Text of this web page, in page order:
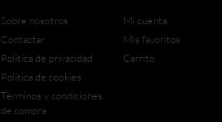
Sobre nosotros
Contactar
Política de privacidad
Política de cookies
Términos y condiciones
de compra
Mi cuenta
Mis favoritos
Carrito